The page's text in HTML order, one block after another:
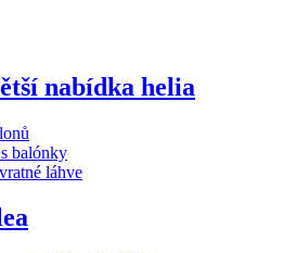
nabídka helia
balónky
láhve